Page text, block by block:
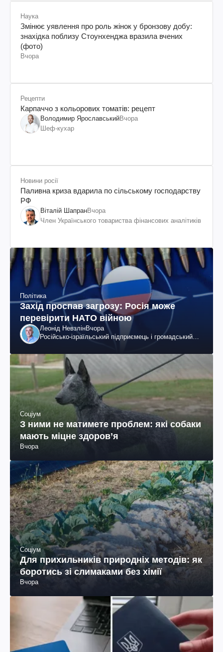
Наука
Змінює уявлення про роль жінок у бронзову добу:
знахідка поблизу Стоунхенджа вразила вчених
(фото)
Вчора
Рецепти
Карпаччо з кольорових томатів: рецепт
Володимир ЯрославськийВчора
Шеф-кухар
Новини росії
Паливна криза вдарила по сільському господарству
РФ
Віталій ШапранВчора
Член Українського товариства фінансових аналітиків
Політика
Захід проспав загрозу: Росія може
перевірити НАТО війною
Леонід НевзлінВчора
Російсько-ізраїльський підприємець і громадський
Соціум
З ними не матимете проблем: які собаки
мають міцне здоров’я
Вчора
Соціум
Для прихильників природніх методів: як
боротись зі слимаками без хімії
Вчора